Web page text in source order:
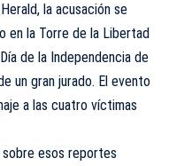
la acusación se
en la Torre de la Libertad
de la Independencia de
un gran jurado. El evento
a las cuatro víctimas
esos reportes